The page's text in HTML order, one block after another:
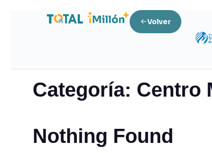
Volver
Categoría: Centro
Nothing Found